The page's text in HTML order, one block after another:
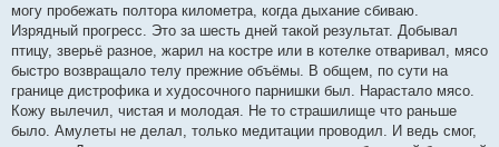
могу пробежать полтора километра, когда дыхание сбиваю.
Изрядный прогресс. Это за шесть дней такой результат. Добывал
птицу, зверьё разное, жарил на костре или в котелке отваривал, мясо
быстро возвращало телу прежние объёмы. В общем, по сути на
границе дистрофика и худосочного парнишки был. Нарастало мясо.
Кожу вылечил, чистая и молодая. Не то страшилище что раньше
было. Амулеты не делал, только медитации проводил. И ведь смог,